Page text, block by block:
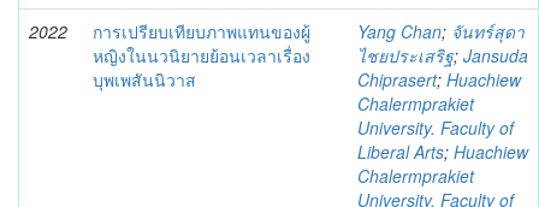
2022
การเปรียบเทียบภาพแทนของผู้
หญิงในนวนิยายย้อนเวลาเรื่อง
บุพเพสันนิวาส
Yang Chan; จันทร์สุดา
ไชยประเสริฐ; Jansuda
Chiprasert; Huachiew
Chalermprakiet
University. Faculty of
Liberal Arts; Huachiew
Chalermprakiet
University. Faculty of